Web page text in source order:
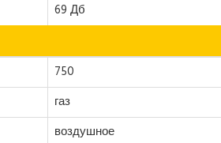
69 Дб
750
газ
воздушное